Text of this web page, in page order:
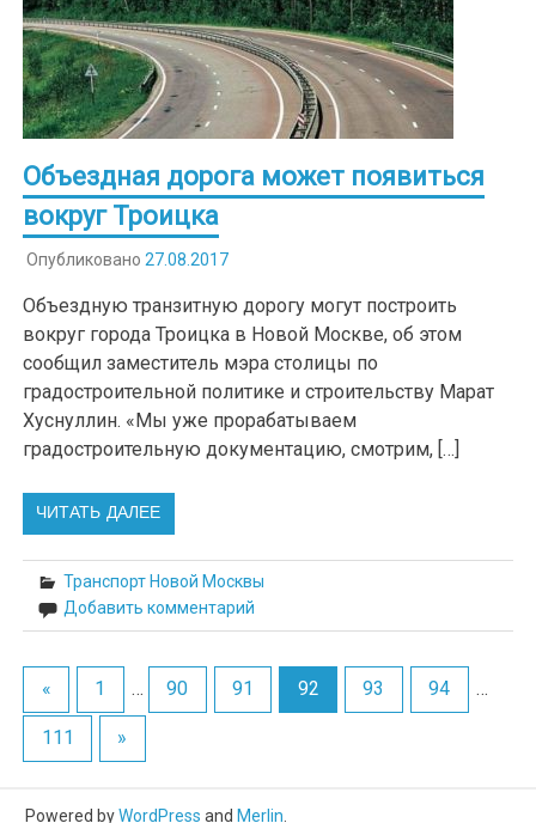
Объездная дорога может появиться
вокруг Троицка
Опубликовано 27.08.2017
Объездную транзитную дорогу могут построить
вокруг города Троицка в Новой Москве, об этом
сообщил заместитель мэра столицы по
градостроительной политике и строительству Марат
Хуснуллин. «Мы уже прорабатываем
градостроительную документацию, смотрим, […]
ЧИТАТЬ ДАЛЕЕ
Транспорт Новой Москвы
Добавить комментарий
« 1 … 90 91 92 93 94 …
111 »
Powered byWordPress and Merlin.